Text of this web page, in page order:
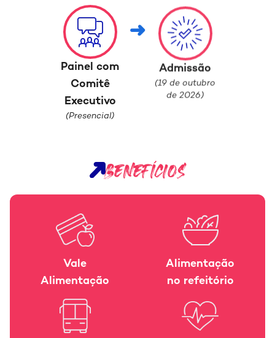
Painel com
Comitê
Executivo
(Presencial)
Admissão
(19 de outubro
de 2026)
BENEFÍCIOS
Vale
Alimentação
Alimentação
no refeitório